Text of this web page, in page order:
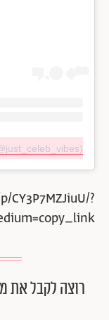
?
רוצה לקבל את